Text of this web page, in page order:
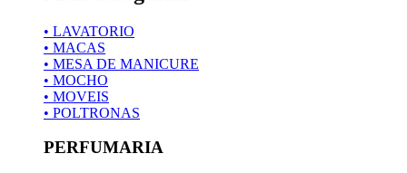
• LAVATORIO
• MACAS
• MESA DE MANICURE
• MOCHO
• MOVEIS
• POLTRONAS
PERFUMARIA